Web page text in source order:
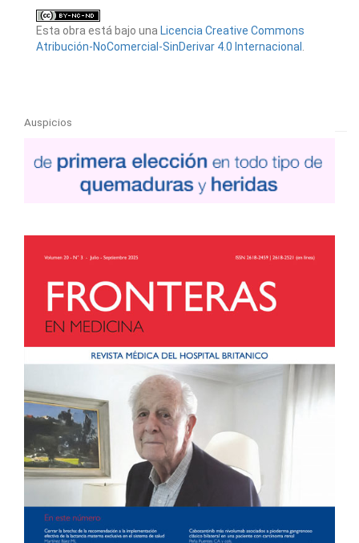
Esta obra está bajo una Licencia Creative Commons
Atribución-NoComercial-SinDerivar 4.0 Internacional
Auspicios